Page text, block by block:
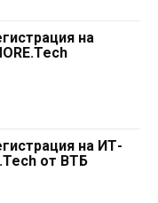
на
на ИТ-
от ВТБ